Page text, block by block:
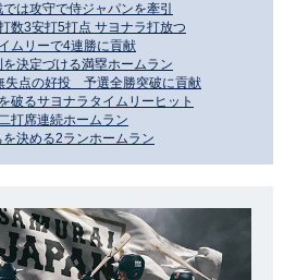
は攻守で侍ジャパンを牽引
数3安打5打点 サヨナラ打放つ
ムリーで4連勝に貢献
決定づける満塁ホームラン
失点の好投 予選全勝突破に貢献
破るサヨナラタイムリーヒット
打席連続ホームラン
決める2ランホームラン